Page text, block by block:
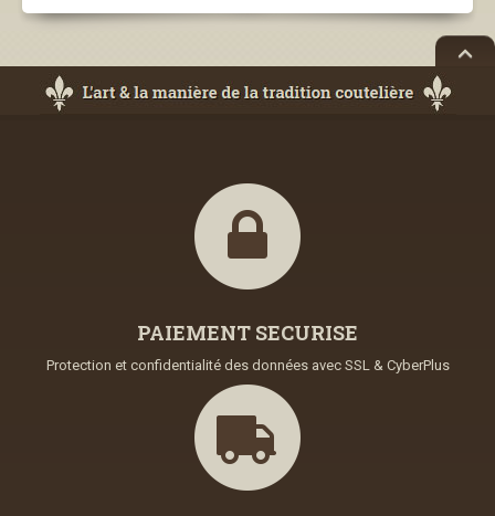
PAIEMENT SECURISE
Protection et confidentialité des données avec SSL & CyberPlus